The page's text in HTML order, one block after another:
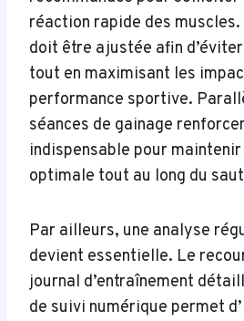
réaction rapide des
doit être ajustée afin
tout en maximisant les
performance sportive.
séances de gainage
indispensable pour
optimale tout au long du
Par ailleurs, une analyse
devient essentielle. Le
journal d’entraînement
de suivi numérique permet